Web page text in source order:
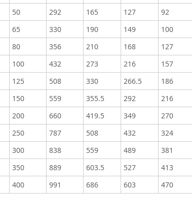
50 292 165 127 92
65 330 190 149 100
80 356 210 168 127
100 432 273 216 157
125 508 330 266.5 186
150 559 355.5 292 216
200 660 419.5 349 270
250 787 508 432 324
300 838 559 489 381
350 889 603.5 527 413
400 991 686 603 470